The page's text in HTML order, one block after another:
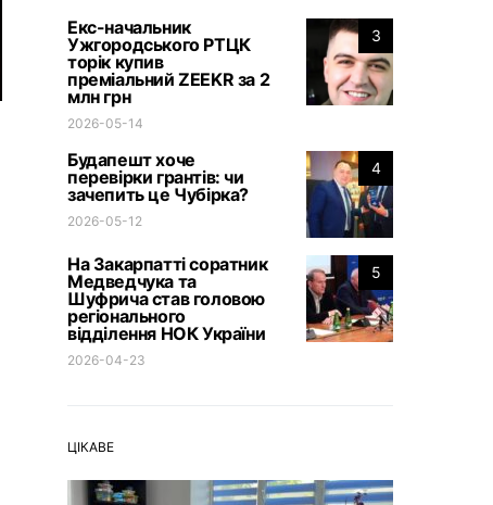
3
Екс-начальник
Ужгородського РТЦК
торік купив
преміальний ZEEKR за 2
млн грн
2026-05-14
4
Будапешт хоче
перевірки грантів: чи
зачепить це Чубірка?
2026-05-12
5
На Закарпатті соратник
Медведчука та
Шуфрича став головою
регіонального
відділення НОК України
2026-04-23
ЦІКАВЕ